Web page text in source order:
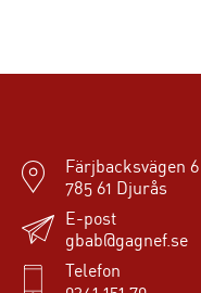
Färjbacksvägen 6
785 61 Djurås
E-post
gbab@gagnef.se
Telefon